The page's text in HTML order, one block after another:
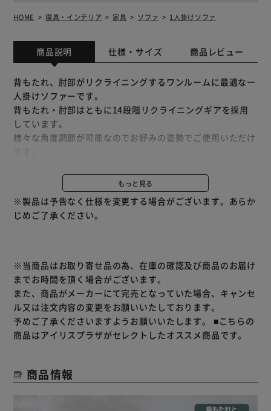
HOME 寝具・インテリア 家具 ソファ 1人掛けソファ
商品説明 仕様・サイズ 商品レビュー
背もたれ、肘部がリクライニングするワンルームに最適な一
人掛けソファーです。
背もたれ・肘部はともに14段階リクライニングギアを採用
しています。
様々な角度調節が可能なのでお好みの姿勢でご使用いただけ
★背もたれ部分のみお客様組立★
もっと見る
※製品は予告なく仕様を変更する場合がございます。あらか
じめご了承ください。
※当商品はお取り寄せ品の為、在庫の確認及び商品のお届け
までお時間を頂く場合がございます。
また、商品がメーカーにて完売となっていた場合、キャンセ
ル又は注文内容の変更をお願いいたしております。
予めご了承くださいますようお願いいたします。 ■こちらの
商品はアイリスプラザがセレクトしたオススメ商品です。
商品情報